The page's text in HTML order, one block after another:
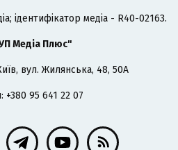
ідентифікатор медіа - R40-02163.
Медіа Плюс"
вул. Жилянська, 48, 50А
+380 95 641 22 07